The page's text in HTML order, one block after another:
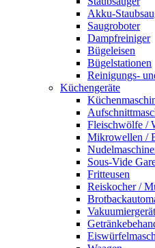
Akku-
Saugroboter
Dampfreiniger
Bügeleisen
Bügelstationen
Reinigungs-
Küchengeräte
Fleischwölfe /
Mikrowellen /
Sous-Vide
Fritteusen
Reiskocher /